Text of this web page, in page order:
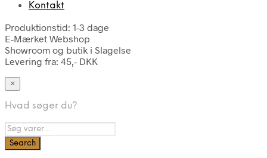
Kontakt
Produktionstid: 1-3 dage
E-Mærket Webshop
Showroom og butik i Slagelse
Levering fra: 45,- DKK
×
Hvad søger du?